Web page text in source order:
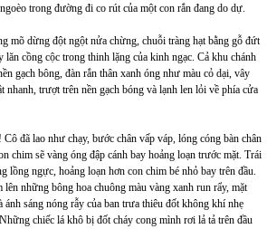
trong đường đi co rút của một con rắn đang do dự.
mõ dừng đột ngột nửa chừng, chuỗi tràng hạt bằng gỗ đứt
lăn cồng cộc trong thinh lặng của kinh ngạc. Cả khu chánh
gạch bông, đàn rắn thân xanh óng như màu cỏ dại, vây
nhanh, trượt trên nền gạch bóng và lạnh len lỏi về phía cửa
đã lao như chạy, bước chân vấp váp, lóng cóng bàn chân
chim sẽ vàng óng đập cánh bay hoảng loạn trước mặt. Trái
lồng ngực, hoảng loạn hơn con chim bé nhỏ bay trên đầu.
lên những bông hoa chuông màu vàng xanh run rẩy, mặt
ánh sáng nóng rẫy của ban trưa thiêu đốt không khí nhẹ
chiếc lá khô bị đốt cháy cong mình rơi lả tả trên đầu